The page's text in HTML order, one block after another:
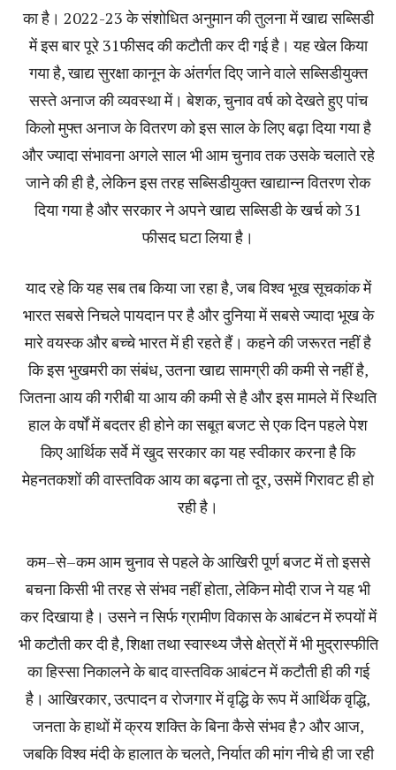
का है। 2022-23 के संशोधित अनुमान की तुलना में खाद्य सब्सिडी
में इस बार पूरे 31फीसद की कटौती कर दी गई है। यह खेल किया
गया है, खाद्य सुरक्षा कानून के अंतर्गत दिए जाने वाले सब्सिडीयुक्त
सस्ते अनाज की व्यवस्था में। बेशक‚ चुनाव वर्ष को देखते हुए पांच
किलो मुफ्त अनाज के वितरण को इस साल के लिए बढ़ा दिया गया है
और ज्यादा संभावना अगले साल भी आम चुनाव तक उसके चलाते रहे
जाने की ही है‚ लेकिन इस तरह सब्सिडीयुक्त खाद्यान्न वितरण रोक
दिया गया है और सरकार ने अपने खाद्य सब्सिडी के खर्च को 31
फीसद घटा लिया है।
याद रहे कि यह सब तब किया जा रहा है‚ जब विश्व भूख सूचकांक में
भारत सबसे निचले पायदान पर है और दुनिया में सबसे ज्यादा भूख के
मारे वयस्क और बच्चे भारत में ही रहते हैं। कहने की जरूरत नहीं है
कि इस भुखमरी का संबंध‚ उतना खाद्य सामग्री की कमी से नहीं है‚
जितना आय की गरीबी या आय की कमी से है और इस मामले में स्थिति
हाल के वर्षों में बदतर ही होने का सबूत बजट से एक दिन पहले पेश
किए आर्थिक सर्वे में खुद सरकार का यह स्वीकार करना है कि
मेहनतकशों की वास्तविक आय का बढ़ना तो दूर, उसमें गिरावट ही हो
रही है।
कम–से–कम आम चुनाव से पहले के आखिरी पूर्ण बजट में तो इससे
बचना किसी भी तरह से संभव नहीं होता‚ लेकिन मोदी राज ने यह भी
कर दिखाया है। उसने न सिर्फ ग्रामीण विकास के आबंटन में रुपयों में
भी कटौती कर दी है‚ शिक्षा तथा स्वास्थ्य जैसे क्षेत्रों में भी मुद्रास्फीति
का हिस्सा निकालने के बाद वास्तविक आबंटन में कटौती ही की गई
है। आखिरकार‚ उत्पादन व रोजगार में वृद्धि के रूप में आर्थिक वृद्धि‚
जनता के हाथों में क्रय शक्ति के बिना कैसे संभव हैॽ और आज‚
जबकि विश्व मंदी के हालात के चलते‚ निर्यात की मांग नीचे ही जा रही